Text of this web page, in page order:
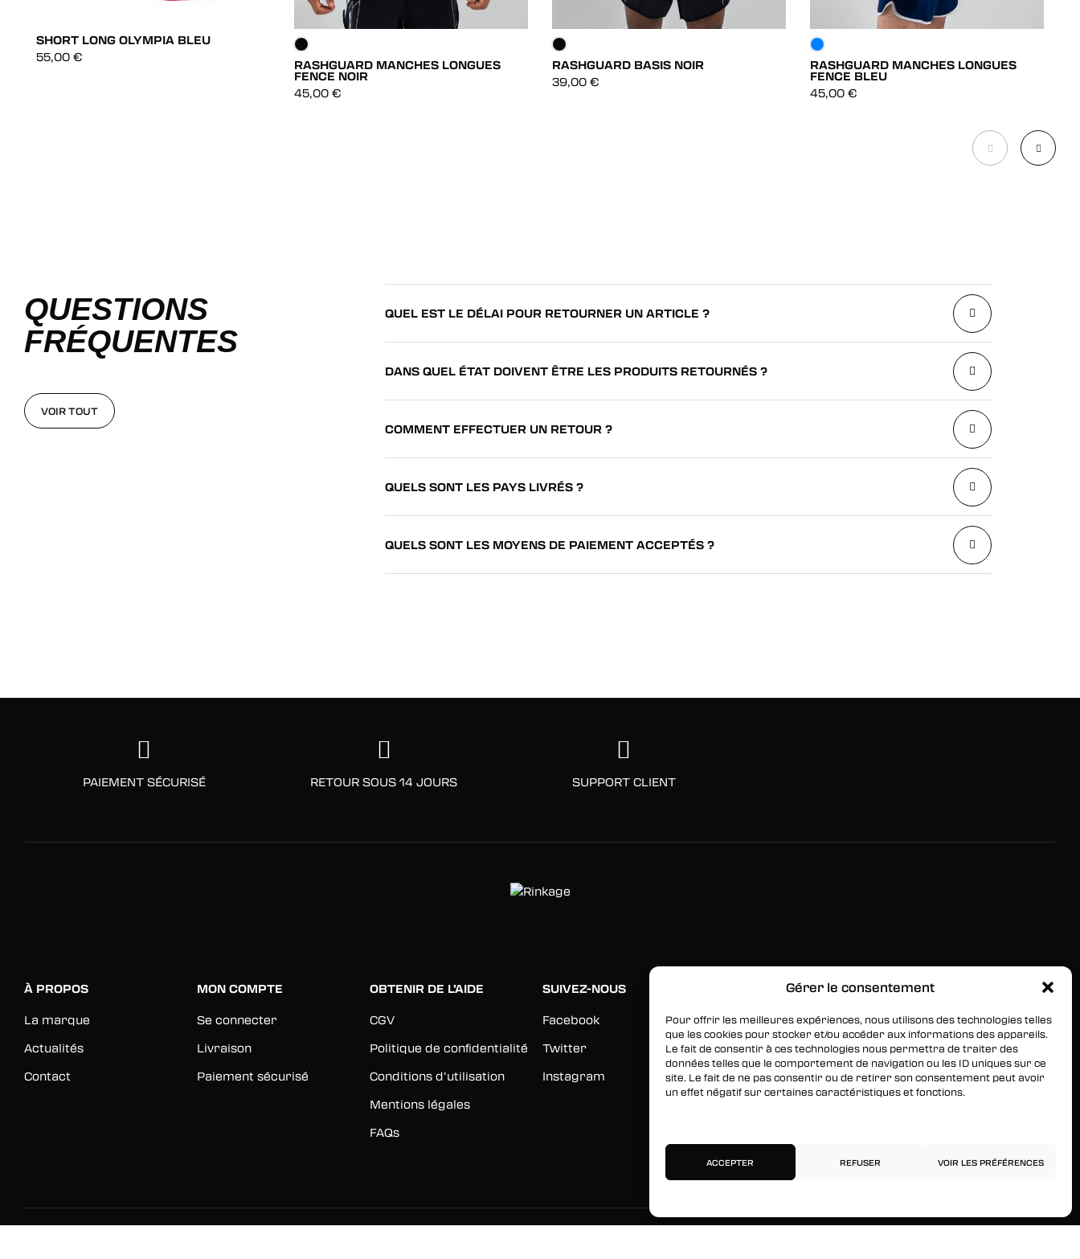
Gérer le consentement
Pour offrir les meilleures expériences, nous utilisons des technologies telles
que les cookies pour stocker et/ou accéder aux informations des appareils.
Le fait de consentir à ces technologies nous permettra de traiter des
données telles que le comportement de navigation ou les ID uniques sur ce
site. Le fait de ne pas consentir ou de retirer son consentement peut avoir
un effet négatif sur certaines caractéristiques et fonctions.
ACCEPTER REFUSER VOIR LES PRÉFÉRENCES
SHORT LONG OLYMPIA BLEU
55,00 € RASHGUARD MANCHES LONGUES
FENCE NOIR
45,00 €
RASHGUARD BASIS NOIR
39,00 €
RASHGUARD MANCHES LONGUES
FENCE BLEU
45,00 €
QUESTIONS
FRÉQUENTES
VOIR TOUT
QUEL EST LE DÉLAI POUR RETOURNER UN ARTICLE ?
DANS QUEL ÉTAT DOIVENT ÊTRE LES PRODUITS RETOURNÉS ?
COMMENT EFFECTUER UN RETOUR ?
QUELS SONT LES PAYS LIVRÉS ?
QUELS SONT LES MOYENS DE PAIEMENT ACCEPTÉS ?
PAIEMENT SÉCURISÉ RETOUR SOUS 14 JOURS SUPPORT CLIENT
À PROPOS
La marque
Actualités
Contact
MON COMPTE
Se connecter
Livraison
Paiement sécurisé
OBTENIR DE L’AIDE
CGV
Politique de confidentialité
Conditions d’utilisation
Mentions légales
FAQs
SUIVEZ-NOUS
Facebook
Twitter
Instagram
RESTEZ INFORMÉS
Inscrivez-vous à notre newsletter pour être les
premiers à être informés des nouveaux arrivages, des
ventes, du contenu exclusif, des événements et plus
encore !